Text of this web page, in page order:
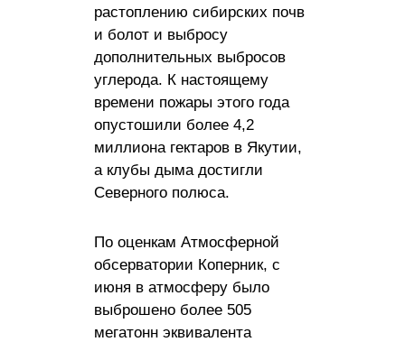
растоплению сибирских почв
и болот и выбросу
дополнительных выбросов
углерода. К настоящему
времени пожары этого года
опустошили более 4,2
миллиона гектаров в Якутии,
а клубы дыма достигли
Северного полюса.
По оценкам Атмосферной
обсерватории Коперник, с
июня в атмосферу было
выброшено более 505
мегатонн эквивалента